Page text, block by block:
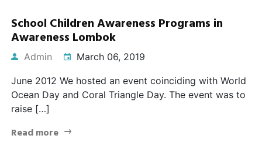
School Children Awareness Programs in
Awareness Lombok
Admin March 06, 2019
June 2012 We hosted an event coinciding with World
Ocean Day and Coral Triangle Day. The event was to
raise […]
Read more